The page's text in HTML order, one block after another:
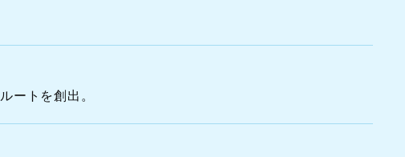
ートを創出。